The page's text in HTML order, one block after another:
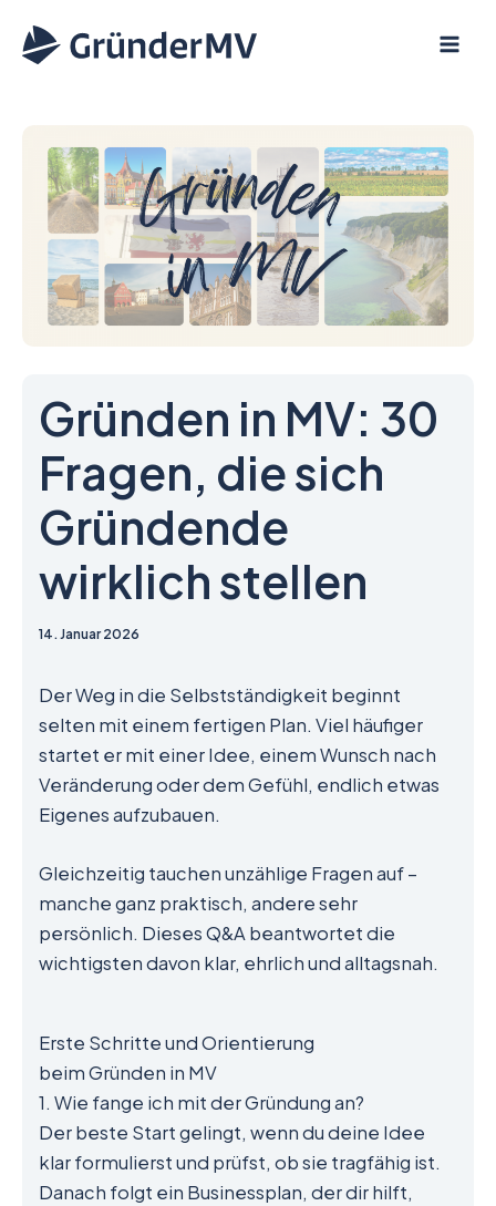
Inhalt
Gründen in MV: 30
Fragen, die sich
Gründende
wirklich stellen
14. Januar 2026
Der Weg in die Selbstständigkeit beginnt
selten mit einem fertigen Plan. Viel häufiger
startet er mit einer Idee, einem Wunsch nach
Veränderung oder dem Gefühl, endlich etwas
Eigenes aufzubauen.
Gleichzeitig tauchen unzählige Fragen auf –
manche ganz praktisch, andere sehr
persönlich. Dieses Q&A beantwortet die
wichtigsten davon klar, ehrlich und alltagsnah.
Erste Schritte und Orientierung
beim Gründen in MV
1. Wie fange ich mit der Gründung an?
Der beste Start gelingt, wenn du deine Idee
klar formulierst und prüfst, ob sie tragfähig ist.
Danach folgt ein Businessplan, der dir hilft,